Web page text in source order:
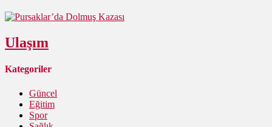
Ulaşım
Kategoriler
Güncel
Eğitim
Spor